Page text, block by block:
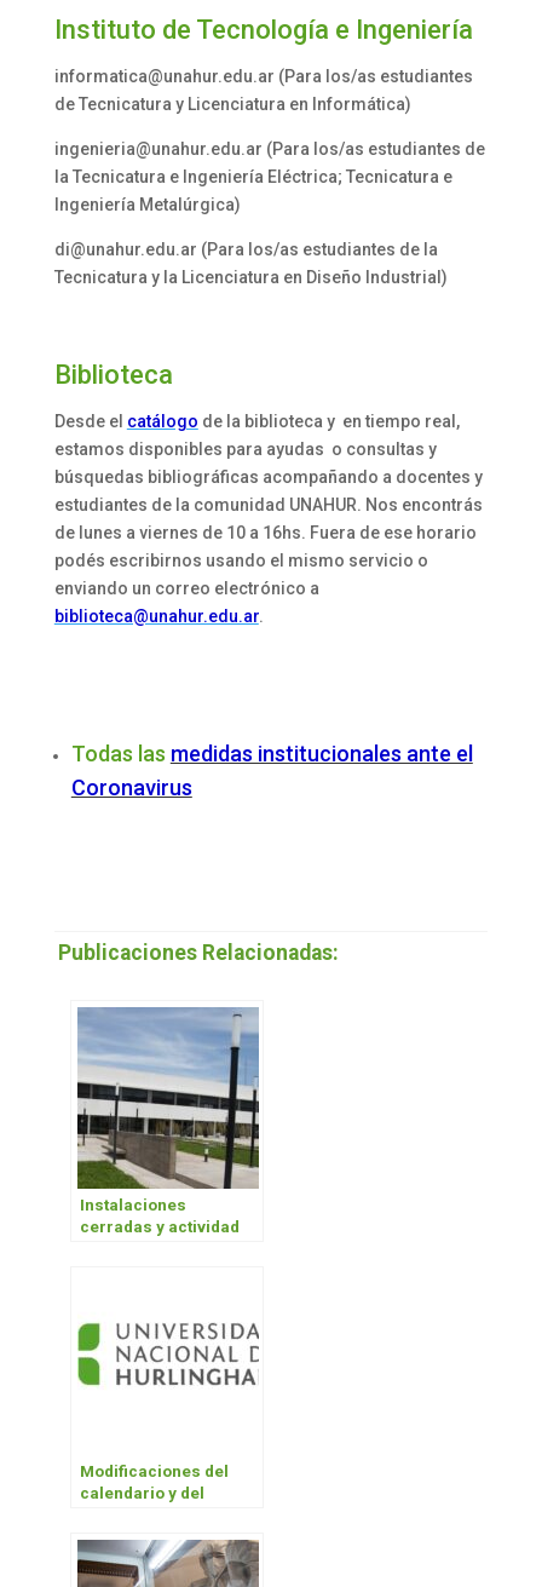
Instituto de Tecnología e Ingeniería
informatica@unahur.edu.ar (Para los/as estudiantes
de Tecnicatura y Licenciatura en Informática)
ingenieria@unahur.edu.ar (Para los/as estudiantes de
la Tecnicatura e Ingeniería Eléctrica; Tecnicatura e
Ingeniería Metalúrgica)
di@unahur.edu.ar (Para los/as estudiantes de la
Tecnicatura y la Licenciatura en Diseño Industrial)
Biblioteca
Desde el catálogo de la biblioteca y en tiempo real,
estamos disponibles para ayudas o consultas y
búsquedas bibliográficas acompañando a docentes y
estudiantes de la comunidad UNAHUR. Nos encontrás
de lunes a viernes de 10 a 16hs. Fuera de ese horario
podés escribirnos usando el mismo servicio o
enviando un correo electrónico a
biblioteca@unahur.edu.ar.
Todas las medidas institucionales ante el
Coronavirus
Publicaciones Relacionadas:
Instalaciones
cerradas y actividad
Modificaciones del
calendario y del